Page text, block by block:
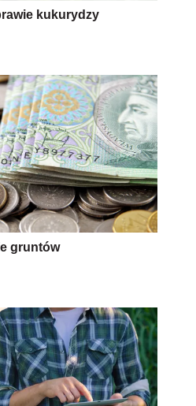
kukurydzy
gruntów